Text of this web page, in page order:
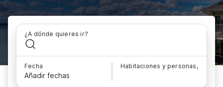
¿A dónde quieres ir?
Fecha
Añadir fechas
Habitaciones y personas,